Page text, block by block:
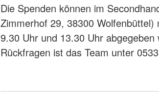
Die Spenden können im
Zimmerhof 29, 38300
9.30 Uhr und 13.30 Uhr
Rückfragen ist das Team unter